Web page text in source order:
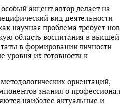
акцент автор делает на
вид деятельности
научная проблема требует
область воспитания в высшей
в формировании личности
уровня их готовности к
ориентаций,
знания о
наиболее актуальные и